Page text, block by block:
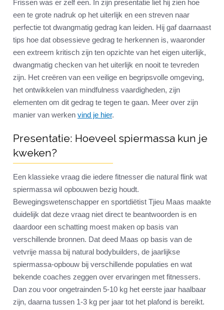
Frissen was er zelf een. In zijn presentatie liet hij zien hoe
een te grote nadruk op het uiterlijk en een streven naar
perfectie tot dwangmatig gedrag kan leiden. Hij gaf daarnaast
tips hoe dat obsessieve gedrag te herkennen is, waaronder
een extreem kritisch zijn ten opzichte van het eigen uiterlijk,
dwangmatig checken van het uiterlijk en nooit te tevreden
zijn. Het creëren van een veilige en begripsvolle omgeving,
het ontwikkelen van mindfulness vaardigheden, zijn
elementen om dit gedrag te tegen te gaan. Meer over zijn
manier van werken vind je hier.
Presentatie: Hoeveel spiermassa kun je
kweken?
Een klassieke vraag die iedere fitnesser die natural flink wat
spiermassa wil opbouwen bezig houdt.
Bewegingswetenschapper en sportdiëtist Tjieu Maas maakte
duidelijk dat deze vraag niet direct te beantwoorden is en
daardoor een schatting moest maken op basis van
verschillende bronnen. Dat deed Maas op basis van de
vetvrije massa bij natural bodybuilders, de jaarlijkse
spiermassa-opbouw bij verschillende populaties en wat
bekende coaches zeggen over ervaringen met fitnessers.
Dan zou voor ongetrainden 5-10 kg het eerste jaar haalbaar
zijn, daarna tussen 1-3 kg per jaar tot het plafond is bereikt.